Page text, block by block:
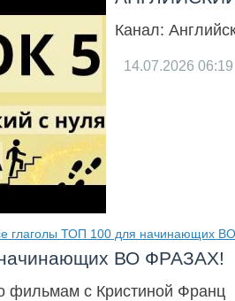
Канал:
14.07.2026 06:19
ВО ФРАЗАХ!
фильмам с Кристиной Франц